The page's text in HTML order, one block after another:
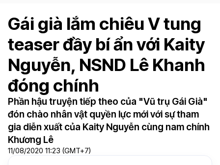
Gái già lắm chiêu V tung
teaser đầy bí ẩn với Kaity
Nguyễn, NSND Lê Khanh
đóng chính
Phần hậu truyện tiếp theo của "Vũ trụ Gái Già"
đón chào nhân vật quyền lực mới với sự tham
gia diễn xuất của Kaity Nguyễn cùng nam chính
Khương Lê
11/08/2020 11:23 (GMT+7)